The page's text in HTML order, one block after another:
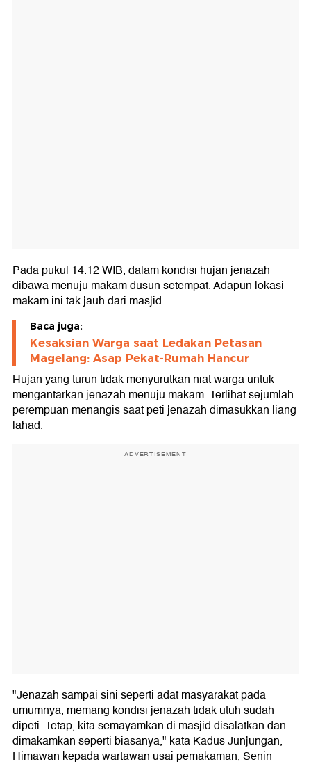
Pada pukul 14.12 WIB, dalam kondisi hujan jenazah
dibawa menuju makam dusun setempat. Adapun lokasi
makam ini tak jauh dari masjid.
Baca juga:
Kesaksian Warga saat Ledakan Petasan
Magelang: Asap Pekat-Rumah Hancur
Hujan yang turun tidak menyurutkan niat warga untuk
mengantarkan jenazah menuju makam. Terlihat sejumlah
perempuan menangis saat peti jenazah dimasukkan liang
lahad.
ADVERTISEMENT
"Jenazah sampai sini seperti adat masyarakat pada
umumnya, memang kondisi jenazah tidak utuh sudah
dipeti. Tetap, kita semayamkan di masjid disalatkan dan
dimakamkan seperti biasanya," kata Kadus Junjungan,
Himawan kepada wartawan usai pemakaman, Senin